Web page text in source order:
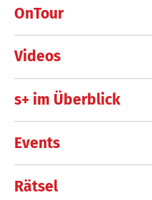
OnTour
Videos
s+ im Überblick
Events
Rätsel